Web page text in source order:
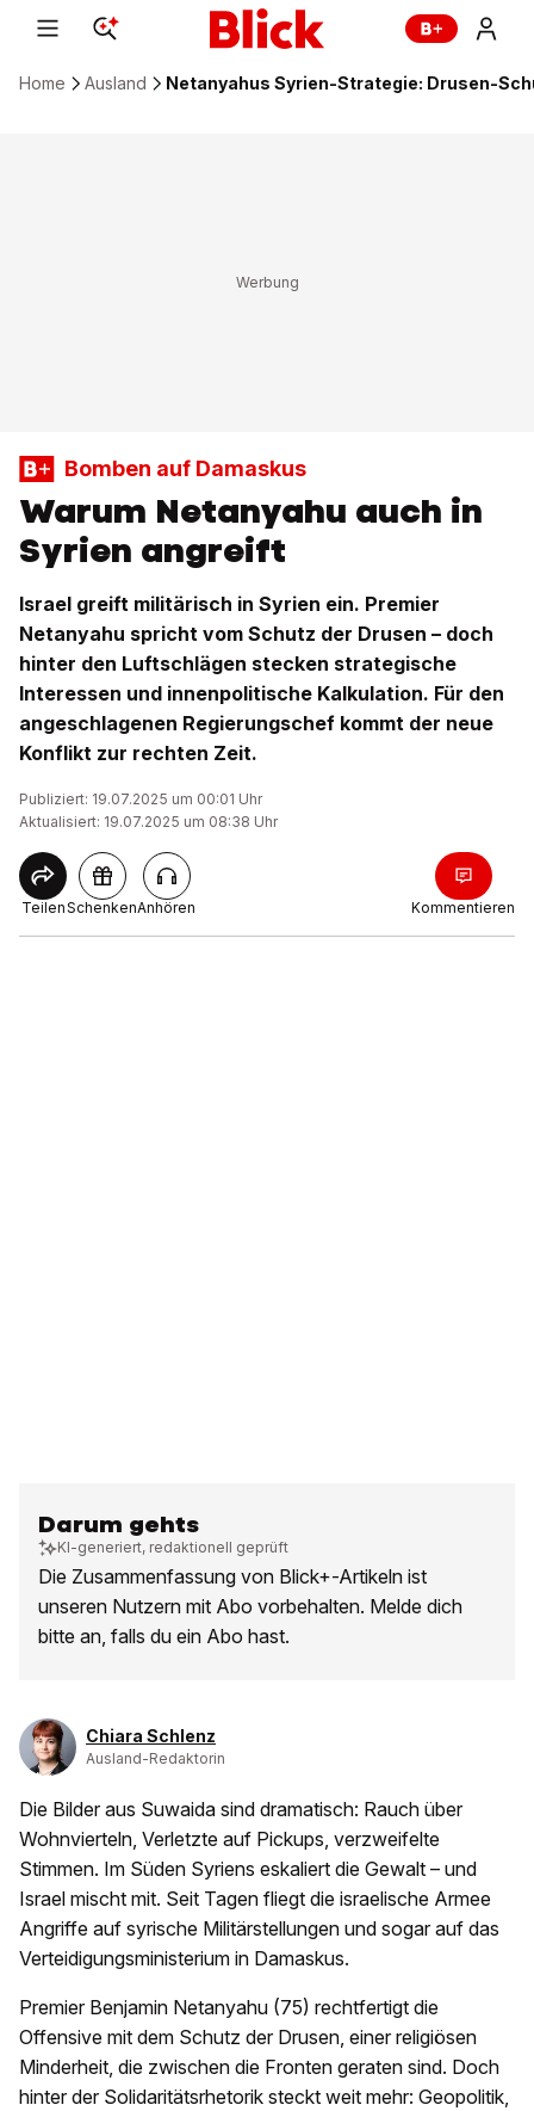
Home Ausland Netanyahus Syrien-Strategie: Drusen-
Bomben auf Damaskus
Warum Netanyahu auch in
Syrien angreift
Israel greift militärisch in Syrien ein. Premier
Netanyahu spricht vom Schutz der Drusen – doch
hinter den Luftschlägen stecken strategische
Interessen und innenpolitische Kalkulation. Für den
angeschlagenen Regierungschef kommt der neue
Konflikt zur rechten Zeit.
Publiziert: 19.07.2025 um 00:01 Uhr
Aktualisiert: 19.07.2025 um 08:38 Uhr
TeilenSchenkenAnhören Kommentieren
Darum gehts
KI-generiert, redaktionell geprüft
Die Zusammenfassung von Blick+-Artikeln ist
unseren Nutzern mit Abo vorbehalten. Melde dich
bitte an, falls du ein Abo hast.
Chiara Schlenz
Ausland-Redaktorin
Die Bilder aus Suwaida sind dramatisch: Rauch über
Wohnvierteln, Verletzte auf Pickups, verzweifelte
Stimmen. Im Süden Syriens eskaliert die Gewalt – und
Israel mischt mit. Seit Tagen fliegt die israelische Armee
Angriffe auf syrische Militärstellungen und sogar auf das
Verteidigungsministerium in Damaskus.
Premier Benjamin Netanyahu (75) rechtfertigt die
Offensive mit dem Schutz der Drusen, einer religiösen
Minderheit, die zwischen die Fronten geraten sind. Doch
hinter der Solidaritätsrhetorik steckt weit mehr: Geopolitik,